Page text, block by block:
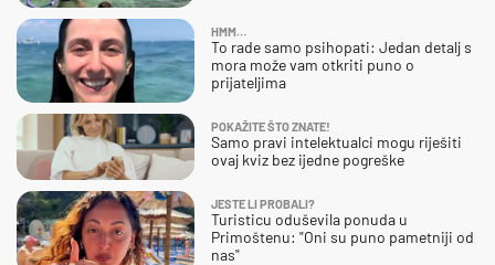
HMM…
To rade samo psihopati: Jedan detalj s
mora može vam otkriti puno o
prijateljima
POKAŽITE ŠTO ZNATE!
Samo pravi intelektualci mogu riješiti
ovaj kviz bez ijedne pogreške
JESTE LI PROBALI?
Turisticu oduševila ponuda u
Primoštenu: "Oni su puno pametniji od
nas"